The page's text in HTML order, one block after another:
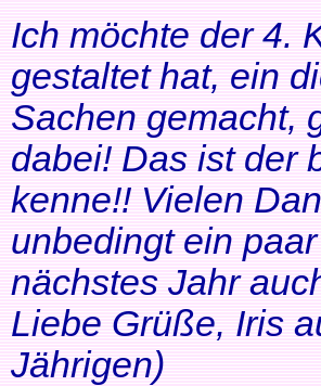
Ich möchte der 4.
gestaltet hat, ein
Sachen gemacht,
dabei! Das ist der
kenne!! Vielen
unbedingt ein
nächstes Jahr
Liebe Grüße, Iris
Jährigen)